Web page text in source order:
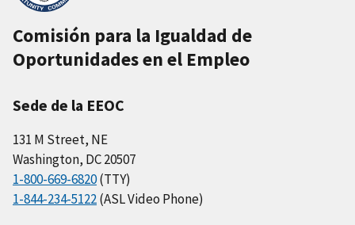
Comisión para la Igualdad de
Oportunidades en el Empleo
Sede de la EEOC
131 M Street, NE
Washington, DC 20507
1-800-669-6820(TTY)
1-844-234-5122(ASL Video Phone)